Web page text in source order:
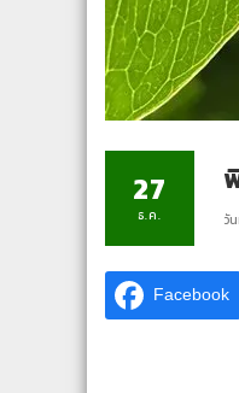
27
ธ.ค. วั
Facebook